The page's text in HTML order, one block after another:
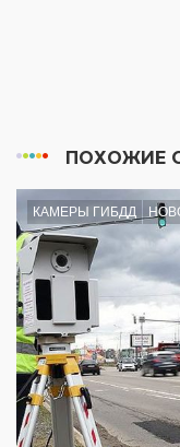
ПОХОЖИЕ
КАМЕРЫ ГИБДД